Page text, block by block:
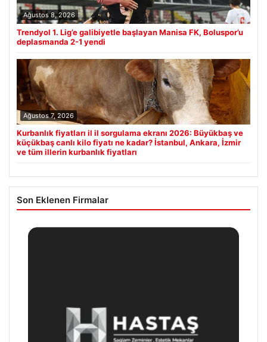
Ağustos 8, 2026
Trendyol 1. Lig’e galibiyetle başlayan Manisa FK, Boluspor’u
deplasmanda 2-1 yendi
Ağustos 7, 2026
Kurbanlık fiyatları il il sorgulama ekranı 2026: Büyükbaş ve
küçükbaş canlı kilo fiyatı ne kadar? İstanbul, Ankara, İzmir
ve tüm illerin kurbanlık fiyatları
Son Eklenen Firmalar